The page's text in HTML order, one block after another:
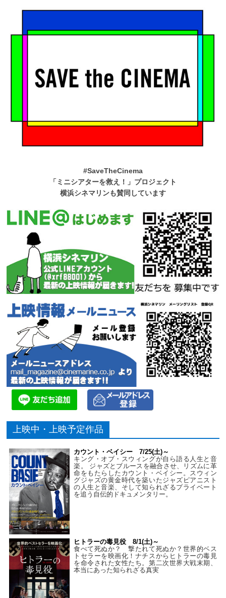
#SaveTheCinema
「ミニシアターを救え！」プロジェクト
横浜シネマリンも賛同しています
上映中・上映予定作品
カウント・ベイシー 7/25(土)～
キング・オブ・スウィングが自ら語る人生と音
楽。 ジャズとブルースを融合させ、リズムに革
命をもたらしたカウント・ベイシー。スウィン
グジャズの黄金時代を築いたジャズピアニスト
の人生と音楽、そして知られざるプライベート
を追う自伝的ドキュメンタリー。
ヒトラーの毒見役 8/1(土)～
食べて死ぬか？ 撃たれて死ぬか？世界的ベス
トセラーを映画化！ナチスからヒトラーの毒見
を命令された女性たち。第二次世界大戦末期、
本当にあった知られざる真実